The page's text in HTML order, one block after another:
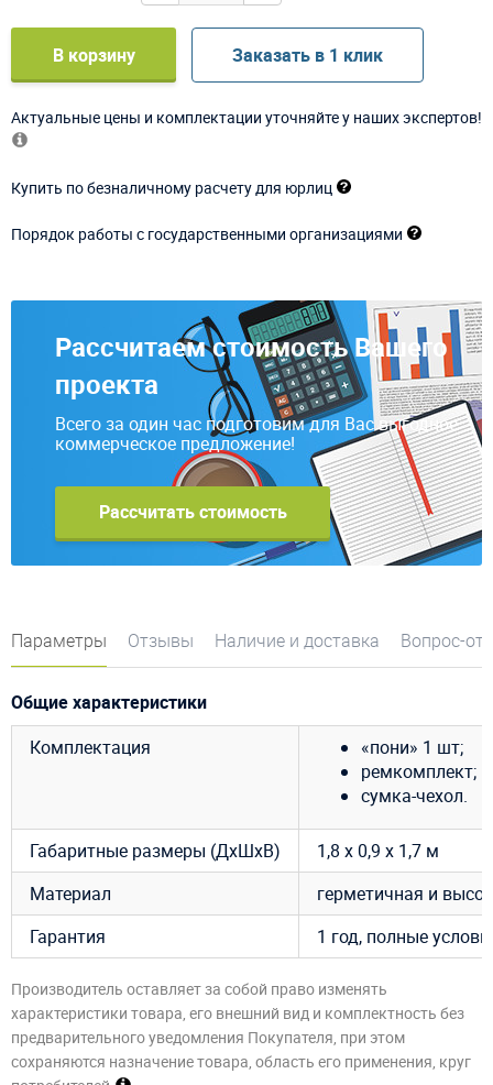
В корзину Заказать в 1 клик
Актуальные цены и комплектации уточняйте у наших экспертов!
Купить по безналичному расчету для юрлиц
Порядок работы с государственными организациями
Рассчитаем стоимость Вашего
проекта
Всего за один час подготовим для Вас выгодное
коммерческое предложение!
Рассчитать стоимость
Параметры Отзывы Наличие и доставка Вопрос-
Общие характеристики
Комплектация
«пони» 1 шт;
ремкомплект;
сумка-чехол.
Габаритные размеры (ДхШхВ)
1,8 х 0,9 х 1,7 м
Материал
герметичная и
Гарантия
1 год, полные
Производитель оставляет за собой право изменять
характеристики товара, его внешний вид и комплектность без
предварительного уведомления Покупателя, при этом
сохраняются назначение товара, область его применения, круг